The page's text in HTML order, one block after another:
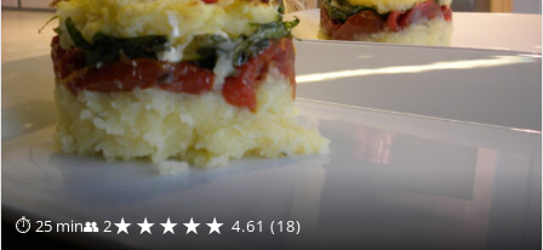
⏱ 25 min👥 2★★★★★ 4.61 (18)